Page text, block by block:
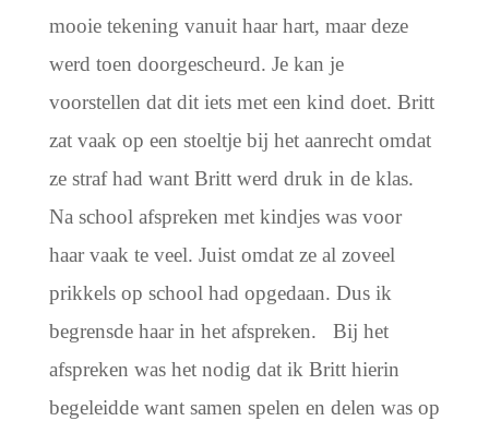
mooie tekening vanuit haar hart, maar deze
werd toen doorgescheurd. Je kan je
voorstellen dat dit iets met een kind doet. Britt
zat vaak op een stoeltje bij het aanrecht omdat
ze straf had want Britt werd druk in de klas.
Na school afspreken met kindjes was voor
haar vaak te veel. Juist omdat ze al zoveel
prikkels op school had opgedaan. Dus ik
begrensde haar in het afspreken.
Bij het
afspreken was het nodig dat ik Britt hierin
begeleidde want samen spelen en delen was op